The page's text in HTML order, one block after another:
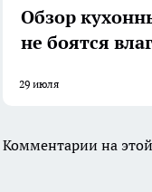
Обзор
не боятся
29 июля
Комментарии на